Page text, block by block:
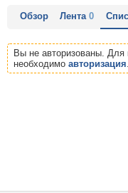
Обзор Лента0
Вы не авторизованы. Для
необходимо авторизация.